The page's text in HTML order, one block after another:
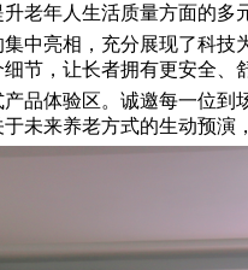
老年人生活质量方面的多
中亮相，充分展现了科
节，让长者拥有更安全、
品体验区。诚邀每一位
来养老方式的生动预演